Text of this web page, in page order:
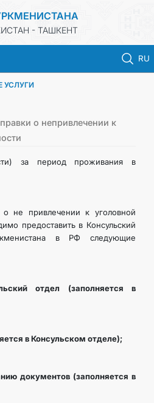
- ТАШКЕНТ
RU
УСЛУГИ
о непривлечении к
за период проживания в
не привлечении к уголовной
предоставить в Консульский
в РФ следующие
отдел (заполняется в
в Консульском отделе);
документов (заполняется в